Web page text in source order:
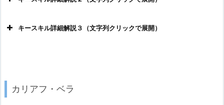
キースキル詳細解説３（文字列クリックで展開）
カリアフ・ベラ